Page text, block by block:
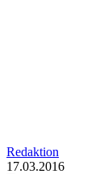
Redaktion
17.03.2016